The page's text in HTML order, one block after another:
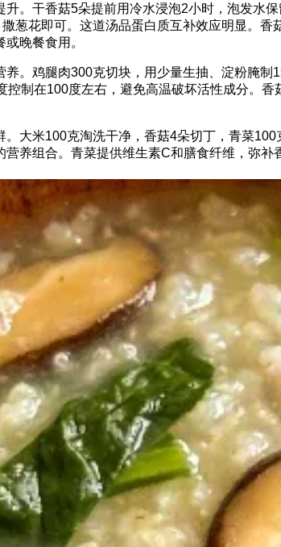
。干香菇5朵提前用冷水浸泡2小时，泡发水
葱花即可。这道汤品蛋白质互补效应明显。
晚餐食用。
。鸡腿肉300克切块，用少量生抽、淀粉腌
制在100度左右，避免高温破坏活性成分。
大米100克淘洗干净，香菇4朵切丁，青菜
养组合。青菜提供维生素C和膳食纤维，弥